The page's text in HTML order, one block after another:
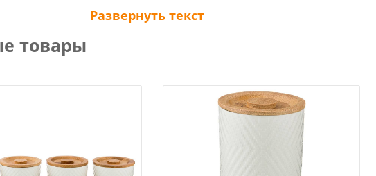
отделкой золотом украшают изделия. Это
подарок, всегда нужный и теплый. Относитесь к
Развернуть текст
товары